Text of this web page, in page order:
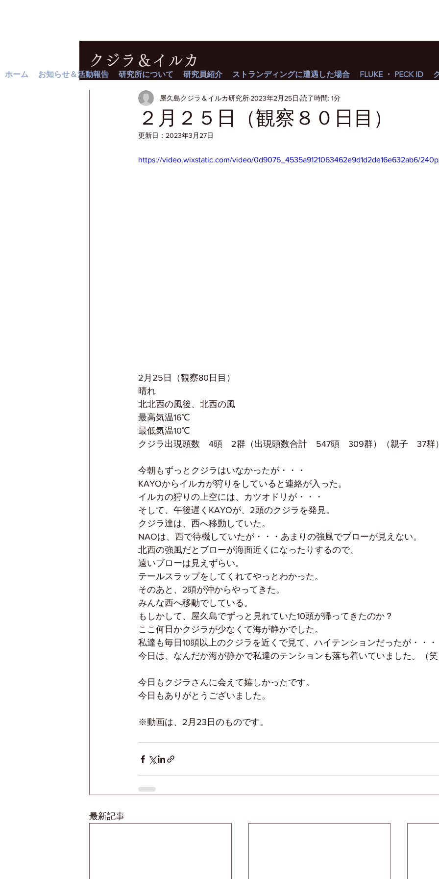
クジラ＆イルカ
２月２５日（観察８０日目）
屋久島クジラ＆イルカ研究所 2023年2月25日 読了時間: 1分
更新日： 2023年3月27日
https://video.wixstatic.com/video/0d9076_4535a9121063462e9d1d2de16e632ab6/
2月25日（観察80日目）
晴れ
北北西の風後、北西の風
最高気温16℃
最低気温10℃
クジラ出現頭数　4頭　2群（出現頭数合計　547頭　309群）（親子　37群
今朝もずっとクジラはいなかったが・・・
KAYOからイルカが狩りをしていると連絡が入った。
イルカの狩りの上空には、カツオドリが・・・
そして、午後遅くKAYOが、2頭のクジラを発見。
クジラ達は、西へ移動していた。
NAOは、西で待機していたが・・・あまりの強風でブローが見えない。
北西の強風だとブローが海面近くになったりするので、
遠いブローは見えずらい。
テールスラップをしてくれてやっとわかった。
そのあと、2頭が沖からやってきた。
みんな西へ移動でしている。
もしかして、屋久島でずっと見れていた10頭が帰ってきたのか？
ここ何日かクジラが少なくて海が静かでした。
私達も毎日10頭以上のクジラを近くで見て、ハイテンションだったが・・・
今日は、なんだか海が静かで私達のテンションも落ち着いていました。（
今日もクジラさんに会えて嬉しかったです。
今日もありがとうございました。
※動画は、2月23日のものです。
最新記事
ホーム お知らせ＆活動報告 研究所について 研究員紹介 ストランディングに遭遇した場合 FLUKE ・ PECK ID